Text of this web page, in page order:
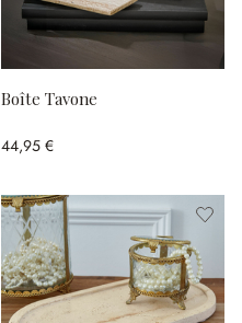
Boîte Tavone
44,95 €